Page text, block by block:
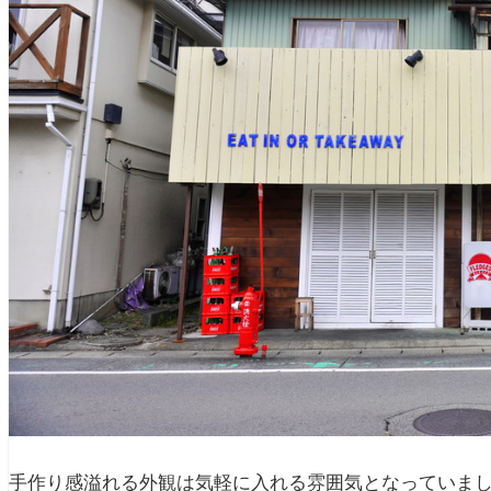
手作り感溢れる外観は気軽に入れる雰囲気となっていま